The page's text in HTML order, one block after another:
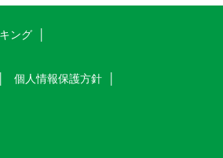
ング
個人情報保護方針